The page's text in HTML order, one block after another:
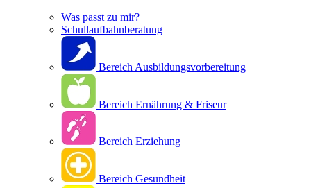
Was passt zu mir?
Schullaufbahnberatung
Bereich Ausbildungsvorbereitung
Bereich Ernährung & Friseur
Bereich Erziehung
Bereich Gesundheit